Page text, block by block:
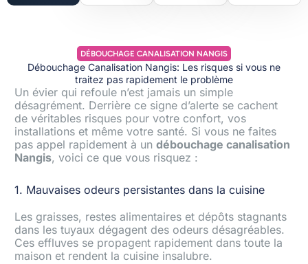
DÉBOUCHAGE CANALISATION NANGIS
Débouchage Canalisation Nangis: Les risques si vous ne
traitez pas rapidement le problème
Un évier qui refoule n’est jamais un simple
désagrément. Derrière ce signe d’alerte se cachent
de véritables risques pour votre confort, vos
installations et même votre santé. Si vous ne faites
pas appel rapidement à un débouchage canalisation
Nangis, voici ce que vous risquez :
1. Mauvaises odeurs persistantes dans la cuisine
Les graisses, restes alimentaires et dépôts stagnants
dans les tuyaux dégagent des odeurs désagréables.
Ces effluves se propagent rapidement dans toute la
maison et rendent la cuisine insalubre.